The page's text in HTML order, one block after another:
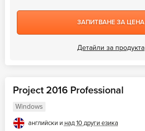
ЗАПИТВАНЕ ЗА ЦЕНА
Детайли за продукта
Project 2016 Professional
Windows
английски и над 10 други езика